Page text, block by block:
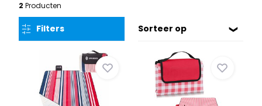
2Producten
Filters Sorteer op